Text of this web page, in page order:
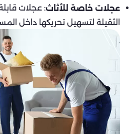
عجلات خاصة للأثاث: عجلات
الثقيلة لتسهيل تحريكها داخل